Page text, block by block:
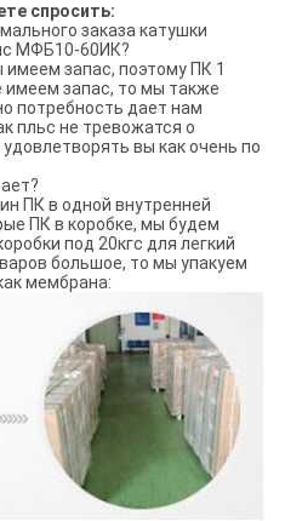
спросить:
заказа катушки
МФБ10-60ИК?
запас, поэтому ПК 1
имеем запас, то мы также
потребность дает нам
пльс не тревожатся о
вы как очень по
ПК в одной внутренней
ПК в коробке, мы будем
под 20кгс для легкий
большое, то мы упакуем
мембрана: